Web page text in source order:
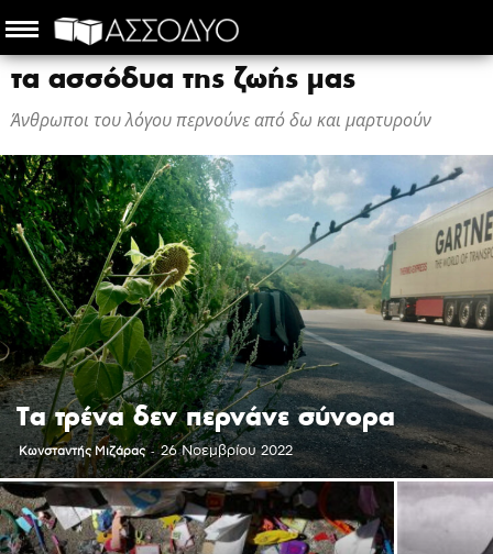
τα ασσόδυα της ζωής μας
Άνθρωποι του λόγου περνούνε από δω και μαρτυρούν
Tα τρένα δεν περνάνε σύνορα
Κωνσταντής Μιζάρας - 26 Νοεμβρίου 2022